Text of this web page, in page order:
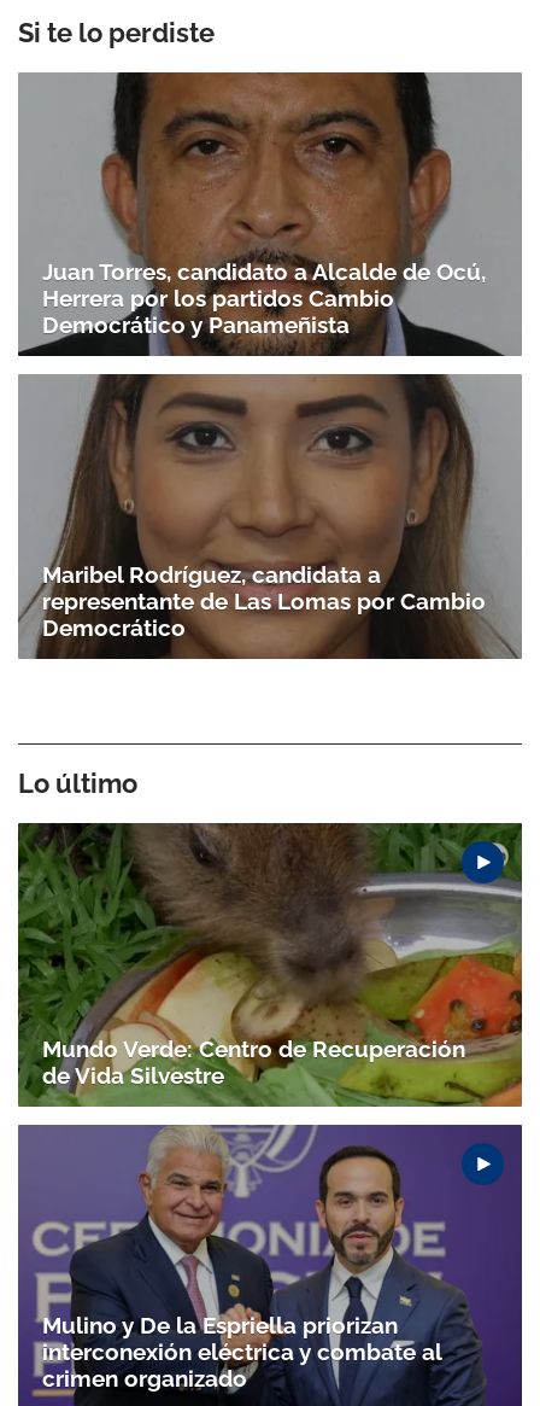
Si te lo perdiste
Juan Torres, candidato a Alcalde de Ocú,
Herrera por los partidos Cambio
Democrático y Panameñista
Maribel Rodríguez, candidata a
representante de Las Lomas por Cambio
Democrático
Lo último
Mundo Verde: Centro de Recuperación
de Vida Silvestre
Mulino y De la Espriella priorizan
interconexión eléctrica y combate al
crimen organizado